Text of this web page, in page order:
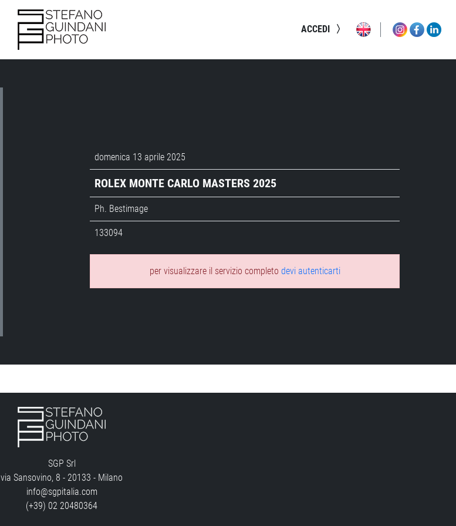
ACCEDI
domenica 13 aprile 2025
ROLEX MONTE CARLO MASTERS 2025
Ph. Bestimage
133094
per visualizzare il servizio completo devi autenticarti
SGP Srl
via Sansovino, 8 - 20133 - Milano
info@sgpitalia.com
(+39) 02 20480364